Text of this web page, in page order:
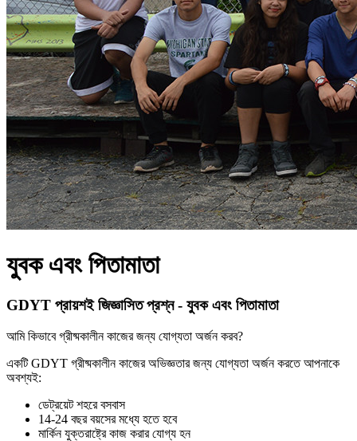
যুবক এবং পিতামাতা
GDYT প্রায়শই জিজ্ঞাসিত প্রশ্ন - যুবক এবং পিতামাতা
আমি কিভাবে গ্রীষ্মকালীন কাজের জন্য যোগ্যতা অর্জন করব?
একটি GDYT গ্রীষ্মকালীন কাজের অভিজ্ঞতার জন্য যোগ্যতা অর্জন করতে আপনাকে
অবশ্যই:
ডেট্রয়েট শহরে বসবাস
14-24 বছর বয়সের মধ্যে হতে হবে
মার্কিন যুক্তরাষ্ট্রে কাজ করার যোগ্য হন